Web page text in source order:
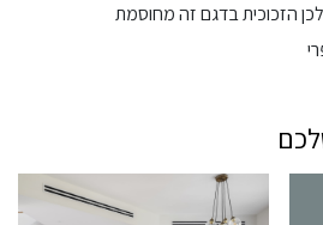
הזכוכית בדגם זה מחוסמת